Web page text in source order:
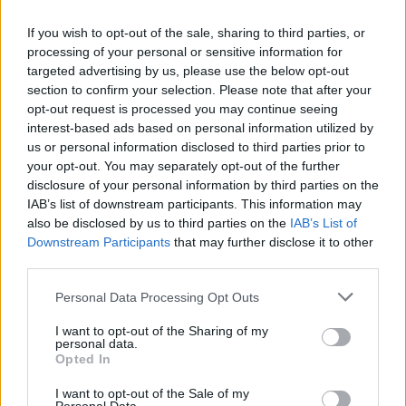
If you wish to opt-out of the sale, sharing to third parties, or
processing of your personal or sensitive information for
targeted advertising by us, please use the below opt-out
section to confirm your selection. Please note that after your
opt-out request is processed you may continue seeing
interest-based ads based on personal information utilized by
us or personal information disclosed to third parties prior to
your opt-out. You may separately opt-out of the further
disclosure of your personal information by third parties on the
IAB’s list of downstream participants. This information may
also be disclosed by us to third parties on the IAB’s List of
Downstream Participants that may further disclose it to other
Please note that this website/app uses one or more Google
not limited to your visit or usage behaviour. You may click to
grant or deny consent to Google and its third-party tags to
use your data for below specified purposes in below Google
consent section.
Personal Data Processing Opt Outs
I want to opt-out of the Sharing of my
personal data.
Opted In
I want to opt-out of the Sale of my
carabinieri stanno ancora indagando per risalire
all’auto pirata che avrebbe investito l’uomo e trovare
così il colpevole.
POTREBBE INTERESSARTI
Gravissimo incidente su via
Casilina
4 anni fa
ROMA BORGHESIANA Grave
incidente all’alba, morto un
7 anni fa
SEGUICI SU FACEBOOK